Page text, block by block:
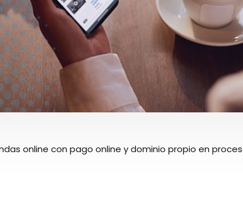
online con pago online y dominio propio en